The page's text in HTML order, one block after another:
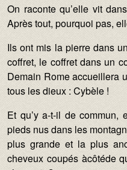
On raconte qu’elle vit
Après tout, pourquoi pas,
Ils ont mis la pierre dans
coffret, le coffret dans un
Demain Rome accueillera
tous les dieux : Cybèle !
Et qu’y a-t-il de commun,
pieds nus dans les
plus grande et la plus
cheveux coupés àcôtéde